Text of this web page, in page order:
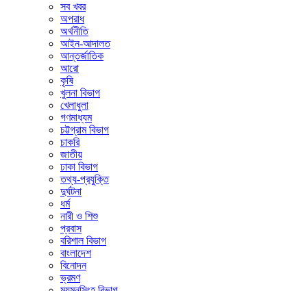
সব খবর
অপরাধ
অর্থনীতি
আইন-আদালত
আন্তর্জাতিক
আরো
কৃষি
খুলনা বিভাগ
খেলাধুলা
গণমাধ্যম
চট্টগ্রাম বিভাগ
চাকরি
জাতীয়
ঢাকা বিভাগ
তথ্য-প্রযুক্তি
দুর্ঘটনা
ধর্ম
নারী ও শিশু
প্রবাস
বরিশাল বিভাগ
বাংলাদেশ
বিনোদন
ভ্রমণ